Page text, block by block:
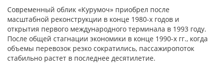
Современный облик «Курумоч» приобрел после
масштабной реконструкции в конце 1980-х годов и
открытия первого международного терминала в 1993 году.
После общей стагнации экономики в конце 1990-х гг., когда
объемы перевозок резко сократились, пассажиропоток
стабильно растет в последнее десятилетие.